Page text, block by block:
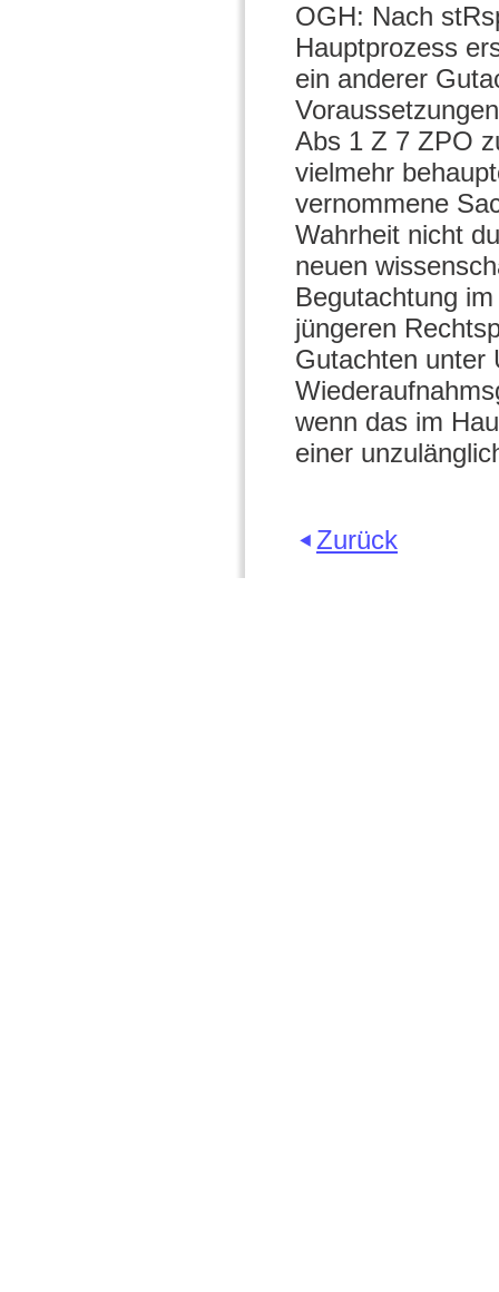
OGH: Nach
Hauptprozess
ein anderer
Abs 1 Z 7 ZPO
vielmehr
vernommene
Wahrheit nicht
neuen
Begutachtung
jüngeren
Gutachten unter
wenn das im
einer
Zurück